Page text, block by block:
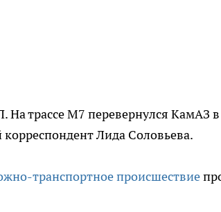
трассе М7 перевернулся КамАЗ
Лида Соловьева.
транспортное происшествие